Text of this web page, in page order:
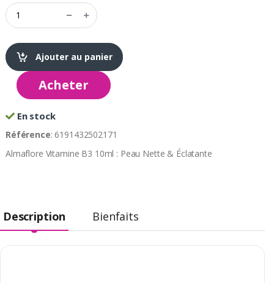
Ajouter au panier
Acheter
En stock
Référence: 6191432502171
Almaflore Vitamine B3 10ml : Peau Nette & Éclatante
Description Bienfaits